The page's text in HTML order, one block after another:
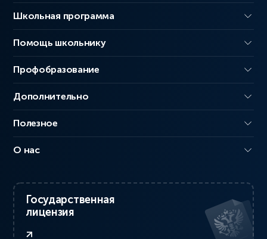
Школьная программа
Помощь школьнику
Профобразование
Дополнительно
Полезное
О нас
Государственная
лицензия